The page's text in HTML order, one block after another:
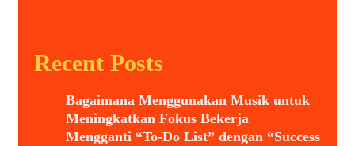
Recent Posts
Bagaimana Menggunakan Musik untuk
Meningkatkan Fokus Bekerja
Mengganti “To-Do List” dengan “Success